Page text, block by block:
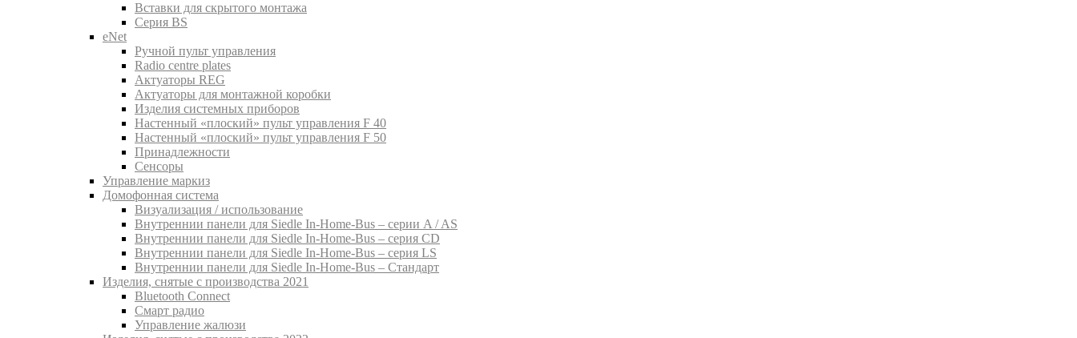
Вставки для скрытого монтажа
Серия BS
eNet
Pучной пульт управления
Radio centre plates
Актуаторы REG
Актуаторы для монтажной коробки
Изделия системных приборов
Настенный «плоский» пульт управления F 40
Настенный «плоский» пульт управления F 50
Принадлежности
Сенсоры
Управление маркиз
Домофонная система
Визуализация / использование
Внутреннии панели для Siedle In-Home-Bus – серии A / AS
Внутреннии панели для Siedle In-Home-Bus – серия CD
Внутреннии панели для Siedle In-Home-Bus – серия LS
Внутреннии панели для Siedle In-Home-Bus – Стандарт
Изделия, снятые с производства 2021
Bluetooth Connect
Смарт радио
Управление жалюзи